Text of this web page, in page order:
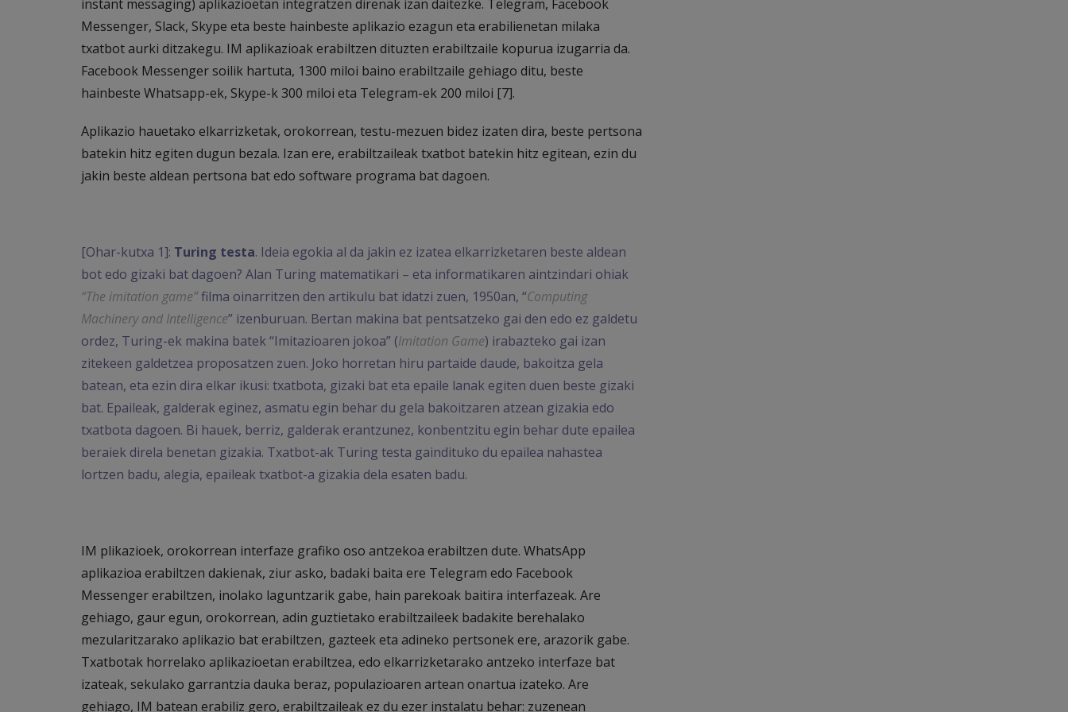
instant messaging) aplikazioetan integratzen direnak izan daitezke. Telegram, Facebook
Messenger, Slack, Skype eta beste hainbeste aplikazio ezagun eta erabilienetan milaka
txatbot aurki ditzakegu. IM aplikazioak erabiltzen dituzten erabiltzaile kopurua izugarria da.
Facebook Messenger soilik hartuta, 1300 miloi baino erabiltzaile gehiago ditu, beste
hainbeste Whatsapp-ek, Skype-k 300 miloi eta Telegram-ek 200 miloi [7].
Aplikazio hauetako elkarrizketak, orokorrean, testu-mezuen bidez izaten dira, beste pertsona
batekin hitz egiten dugun bezala. Izan ere, erabiltzaileak txatbot batekin hitz egitean, ezin du
jakin beste aldean pertsona bat edo software programa bat dagoen.
[Ohar-kutxa 1]: Turing testa. Ideia egokia al da jakin ez izatea elkarrizketaren beste aldean
bot edo gizaki bat dagoen? Alan Turing matematikari – eta informatikaren aintzindari ohiak
“The imitation game”filma oinarritzen den artikulu bat idatzi zuen, 1950an, “Computing
Machinery and Intelligence” izenburuan. Bertan makina bat pentsatzeko gai den edo ez galdetu
ordez, Turing-ek makina batek “Imitazioaren jokoa” (Imitation Game) irabazteko gai izan
zitekeen galdetzea proposatzen zuen. Joko horretan hiru partaide daude, bakoitza gela
batean, eta ezin dira elkar ikusi: txatbota, gizaki bat eta epaile lanak egiten duen beste gizaki
bat. Epaileak, galderak eginez, asmatu egin behar du gela bakoitzaren atzean gizakia edo
txatbota dagoen. Bi hauek, berriz, galderak erantzunez, konbentzitu egin behar dute epailea
beraiek direla benetan gizakia. Txatbot-ak Turing testa gaindituko du epailea nahastea
lortzen badu, alegia, epaileak txatbot-a gizakia dela esaten badu.
IM plikazioek, orokorrean interfaze grafiko oso antzekoa erabiltzen dute. WhatsApp
aplikazioa erabiltzen dakienak, ziur asko, badaki baita ere Telegram edo Facebook
Messenger erabiltzen, inolako laguntzarik gabe, hain parekoak baitira interfazeak. Are
gehiago, gaur egun, orokorrean, adin guztietako erabiltzaileek badakite berehalako
mezularitzarako aplikazio bat erabiltzen, gazteek eta adineko pertsonek ere, arazorik gabe.
Txatbotak horrelako aplikazioetan erabiltzea, edo elkarrizketarako antzeko interfaze bat
izateak, sekulako garrantzia dauka beraz, populazioaren artean onartua izateko. Are
gehiago, IM batean erabiliz gero, erabiltzaileak ez du ezer instalatu behar: zuzenean